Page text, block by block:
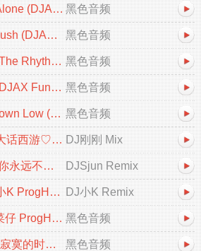
迷幻之夜 - Never Alone (DJAX FunkyHouse Mix 2026) 黑色音频
迷幻之夜 - Hush Hush (DJAX FunkyHouse Mix 2026) 黑色音频
迷幻之夜 - Follow The Rhythm Now (DJAX FunkyHouse Mix) 黑色音频
迷幻之夜 - Cmon (DJAX FunkyHouse Remix 2026) 黑色音频
迷幻之夜 - Bass Down Low (DJAX FunkyHouse Mix 2026) 黑色音频
黑色音频《2026♪大话西游♡一生所爱♪中文跳舞大碟V2》DJ刚刚 Mix DJ刚刚 Mix
宁小泽 & 梦小月 - 你永远不知道 (DJSjun ProgHouse Remix) DJSjun Remix
竹子Zz - 活埋 (DJ小K ProgHouse Remix 2026) DJ小K Remix
陈默默 - 风说 (DJ菜仔 ProgHouse Remix 2026) 黑色音频
Bobo博 - 不要在我寂寞的时候说爱我 (DJ菜仔 ProgHouse Remix 2026) 黑色音频